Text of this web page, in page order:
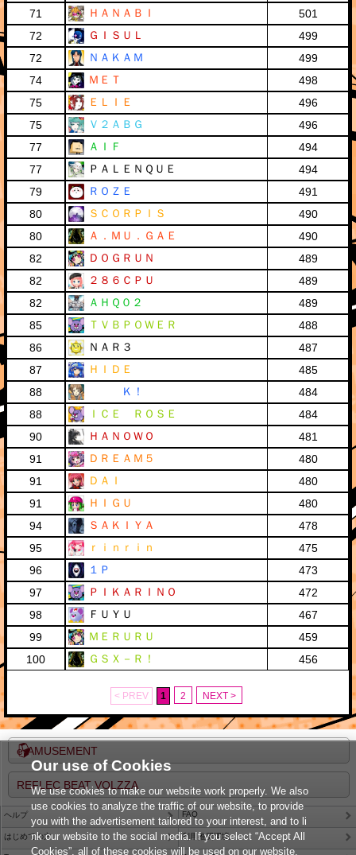
71
ＨＡＮＡＢＩ
501
72
ＧＩＳＵＬ
499
72
ＮＡＫＡＭ
499
74
ＭＥＴ
498
75
ＥＬＩＥ
496
75
Ｖ２ＡＢＧ
496
77
ＡＩＦ
494
77
ＰＡＬＥＮＱＵＥ
494
79
ＲＯＺＥ
491
80
ＳＣＯＲＰＩＳ
490
80
Ａ．ＭＵ．ＧＡＥ
490
82
ＤＯＧＲＵＮ
489
82
２８６ＣＰＵ
489
82
ＡＨＱ０２
489
85
ＴＶＢＰＯＷＥＲ
488
86
ＮＡＲ３
487
87
ＨＩＤＥ
485
88
Ｋ！
484
88
ＩＣＥ ＲＯＳＥ
484
90
ＨＡＮＯＷＯ
481
91
ＤＲＥＡＭ５
480
91
ＤＡＩ
480
91
ＨＩＧＵ
480
94
ＳＡＫＩＹＡ
478
95
ｒｉｎｒｉｎ
475
96
１Ｐ
473
97
ＰＩＫＡＲＩＮＯ
472
98
ＦＵＹＵ
467
99
ＭＥＲＵＲＵ
459
100
ＧＳＸ－Ｒ！ 456
< PREV 1 2 NEXT >
e-AMUSEMENT
REFLEC BEAT VOLZZA
ヘルプ FAQ
はじめての方 利用推奨環境
Our use of Cookies
We use cookies to make our website work properly. We also
use cookies to analyze the traffic of our website, to provide
you with the advertisement tailored to your interest, and to li
nk our website to the social media. If you select “Accept All
Cookies”, all of these cookies will be used on our website.